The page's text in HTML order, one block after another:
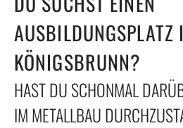
AUSBILDUNGSPLATZ
KÖNIGSBRUNN?
HAST DU SCHONMAL
IM METALLBAU